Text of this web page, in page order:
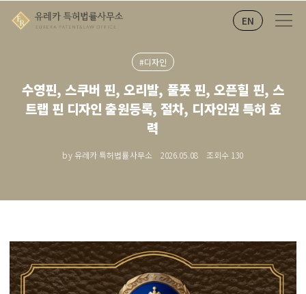
EN
#디자인
수영핀, 스쿠버 핀, 오리발, 풀풋 핀, 오픈힐 핀, 스
트랩 핀 디자인 출원등록, 절차, 디자인권 특허 효
력
by 유레카 특허법률사무소 2026.05.08 조회수 130